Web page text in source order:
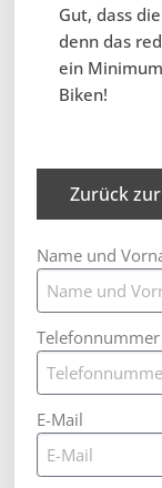
Gut, dass
denn das
ein
Biken!
Zurück
Name und
Telefonnummer
E-Mail